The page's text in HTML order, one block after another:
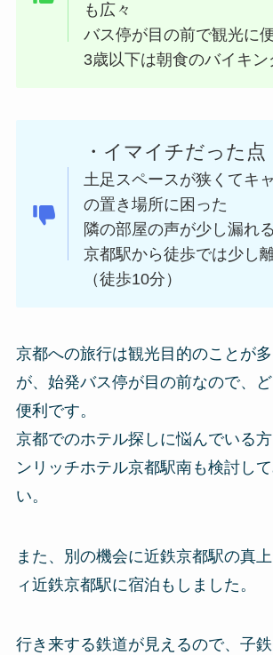
も広々
バス停が目の前で観光に
3歳以下は朝食のバイキ
・イマイチだった点
土足スペースが狭くてキ
の置き場所に困った
隣の部屋の声が少し漏れる
京都駅から徒歩では少し
（徒歩10分）
京都への旅行は観光目的のことが
が、始発バス停が目の前なので、
便利です。
京都でのホテル探しに悩んでいる
ンリッチホテル京都駅南も検討し
い。
また、別の機会に近鉄京都駅の真
ィ近鉄京都駅に宿泊もしました。
行き来する鉄道が見えるので、子